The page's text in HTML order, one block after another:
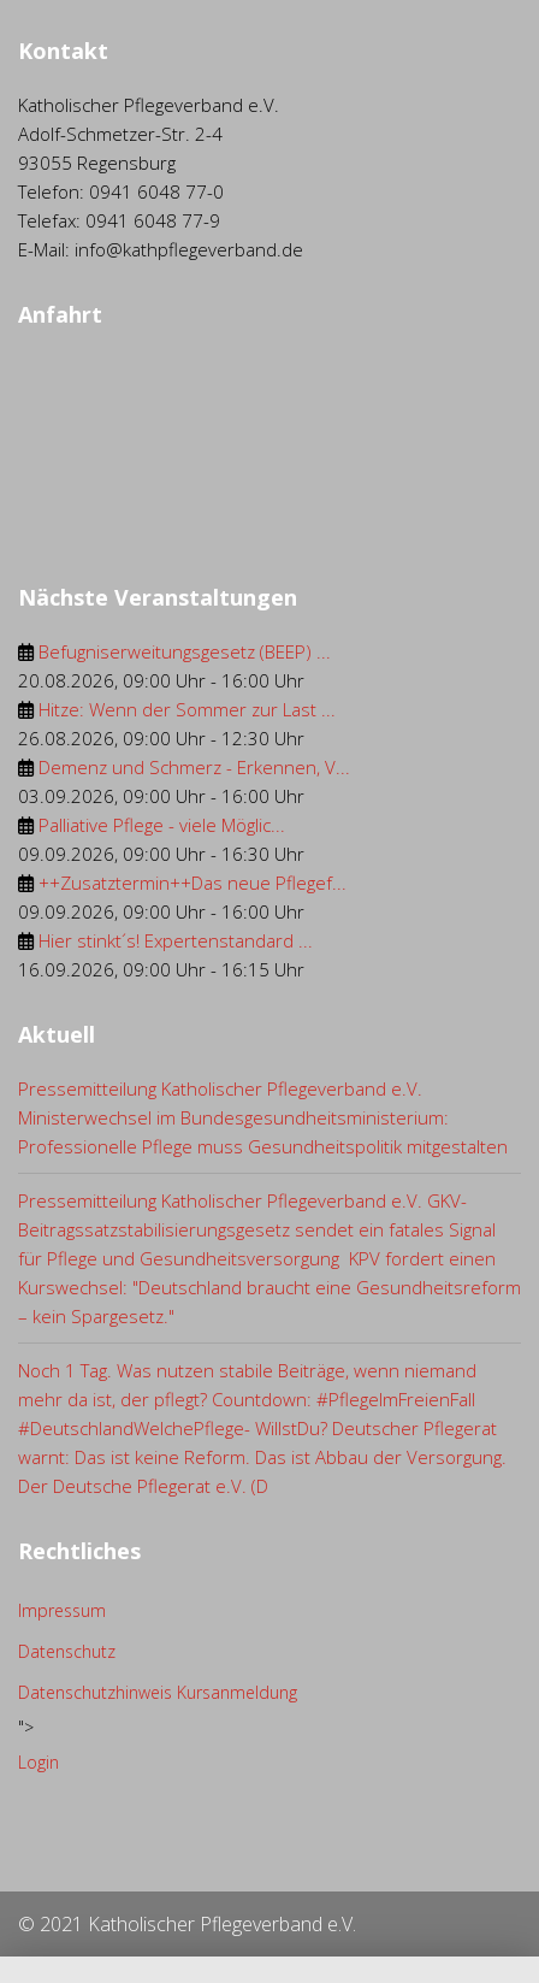
Kontakt
Katholischer Pflegeverband e.V.
Adolf-Schmetzer-Str. 2-4
93055 Regensburg
Telefon: 0941 6048 77-0
Telefax: 0941 6048 77-9
E-Mail: info@kathpflegeverband.de
Anfahrt
Nächste Veranstaltungen
Befugniserweitungsgesetz (BEEP) ...
20.08.2026, 09:00 Uhr - 16:00 Uhr
Hitze: Wenn der Sommer zur Last ...
26.08.2026, 09:00 Uhr - 12:30 Uhr
Demenz und Schmerz - Erkennen, V...
03.09.2026, 09:00 Uhr - 16:00 Uhr
Palliative Pflege - viele Möglic...
09.09.2026, 09:00 Uhr - 16:30 Uhr
++Zusatztermin++Das neue Pflegef...
09.09.2026, 09:00 Uhr - 16:00 Uhr
Hier stinkt´s! Expertenstandard ...
16.09.2026, 09:00 Uhr - 16:15 Uhr
Aktuell
Pressemitteilung Katholischer Pflegeverband e.V.
Ministerwechsel im Bundesgesundheitsministerium:
Professionelle Pflege muss Gesundheitspolitik mitgestalten
Pressemitteilung Katholischer Pflegeverband e.V. GKV-
Beitragssatzstabilisierungsgesetz sendet ein fatales Signal
für Pflege und Gesundheitsversorgung KPV fordert einen
Kurswechsel: "Deutschland braucht eine Gesundheitsreform
– kein Spargesetz."
Noch 1 Tag. Was nutzen stabile Beiträge, wenn niemand
mehr da ist, der pflegt? Countdown: #PflegeImFreienFall
#DeutschlandWelchePflege- WillstDu? Deutscher Pflegerat
warnt: Das ist keine Reform. Das ist Abbau der Versorgung.
Der Deutsche Pflegerat e.V. (D
Rechtliches
Impressum
Datenschutz
Datenschutzhinweis Kursanmeldung
">
Login
© 2021 Katholischer Pflegeverband e.V.